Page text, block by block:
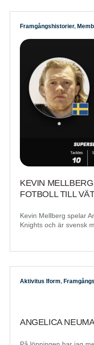
Framgångshistorier,
KEVIN
FOTBOLL TILL
Kevin Mellberg spelar
Knights och är svensk
Aktivitus Iform,
ANGELICA